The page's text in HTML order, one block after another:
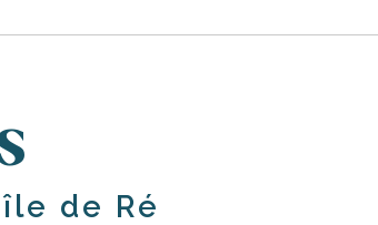
de Ré